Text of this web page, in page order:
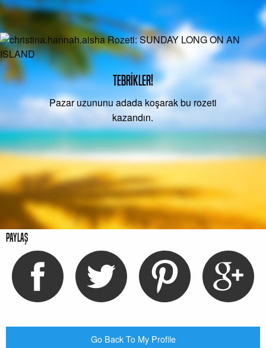
TEBRİKLER!
Pazar uzununu adada koşarak bu rozeti
kazandın.
Paylaş
Go Back To My Profile